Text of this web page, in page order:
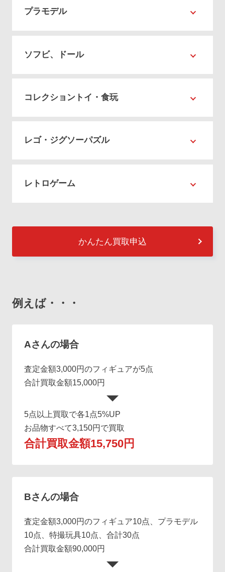
プラモデル
ソフビ、ドール
コレクショントイ・食玩
レゴ・ジグソーパズル
レトロゲーム
かんたん買取申込
例えば・・・
Aさんの場合
査定金額3,000円のフィギュアが5点
合計買取金額15,000円
5点以上買取で各1点5%UP
お品物すべて3,150円で買取
合計買取金額15,750円
Bさんの場合
査定金額3,000円のフィギュア10点、プラモデル
10点、特撮玩具10点、合計30点
合計買取金額90,000円